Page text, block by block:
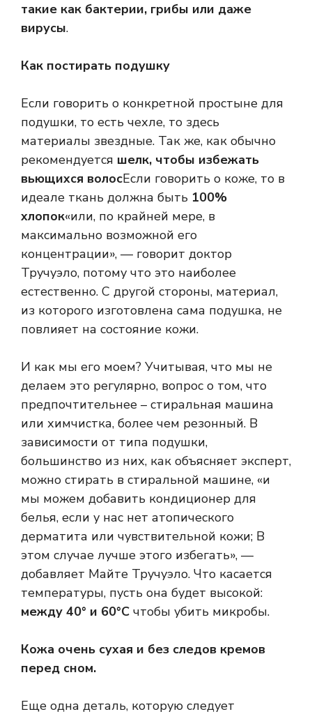
такие как бактерии, грибы или даже
вирусы.
Как постирать подушку
Если говорить о конкретной простыне для
подушки, то есть чехле, то здесь
материалы звездные. Так же, как обычно
рекомендуется шелк, чтобы избежать
вьющихся волосЕсли говорить о коже, то в
идеале ткань должна быть 100%
хлопок«или, по крайней мере, в
максимально возможной его
концентрации», — говорит доктор
Тручуэло, потому что это наиболее
естественно. С другой стороны, материал,
из которого изготовлена ​​сама подушка, не
повлияет на состояние кожи.
И как мы его моем? Учитывая, что мы не
делаем это регулярно, вопрос о том, что
предпочтительнее – стиральная машина
или химчистка, более чем резонный. В
зависимости от типа подушки,
большинство из них, как объясняет эксперт,
можно стирать в стиральной машине, «и
мы можем добавить кондиционер для
белья, если у нас нет атопического
дерматита или чувствительной кожи; В
этом случае лучше этого избегать», —
добавляет Майте Тручуэло. Что касается
температуры, пусть она будет высокой:
между 40° и 60°C чтобы убить микробы.
Кожа очень сухая и без следов кремов
перед сном.
Еще одна деталь, которую следует